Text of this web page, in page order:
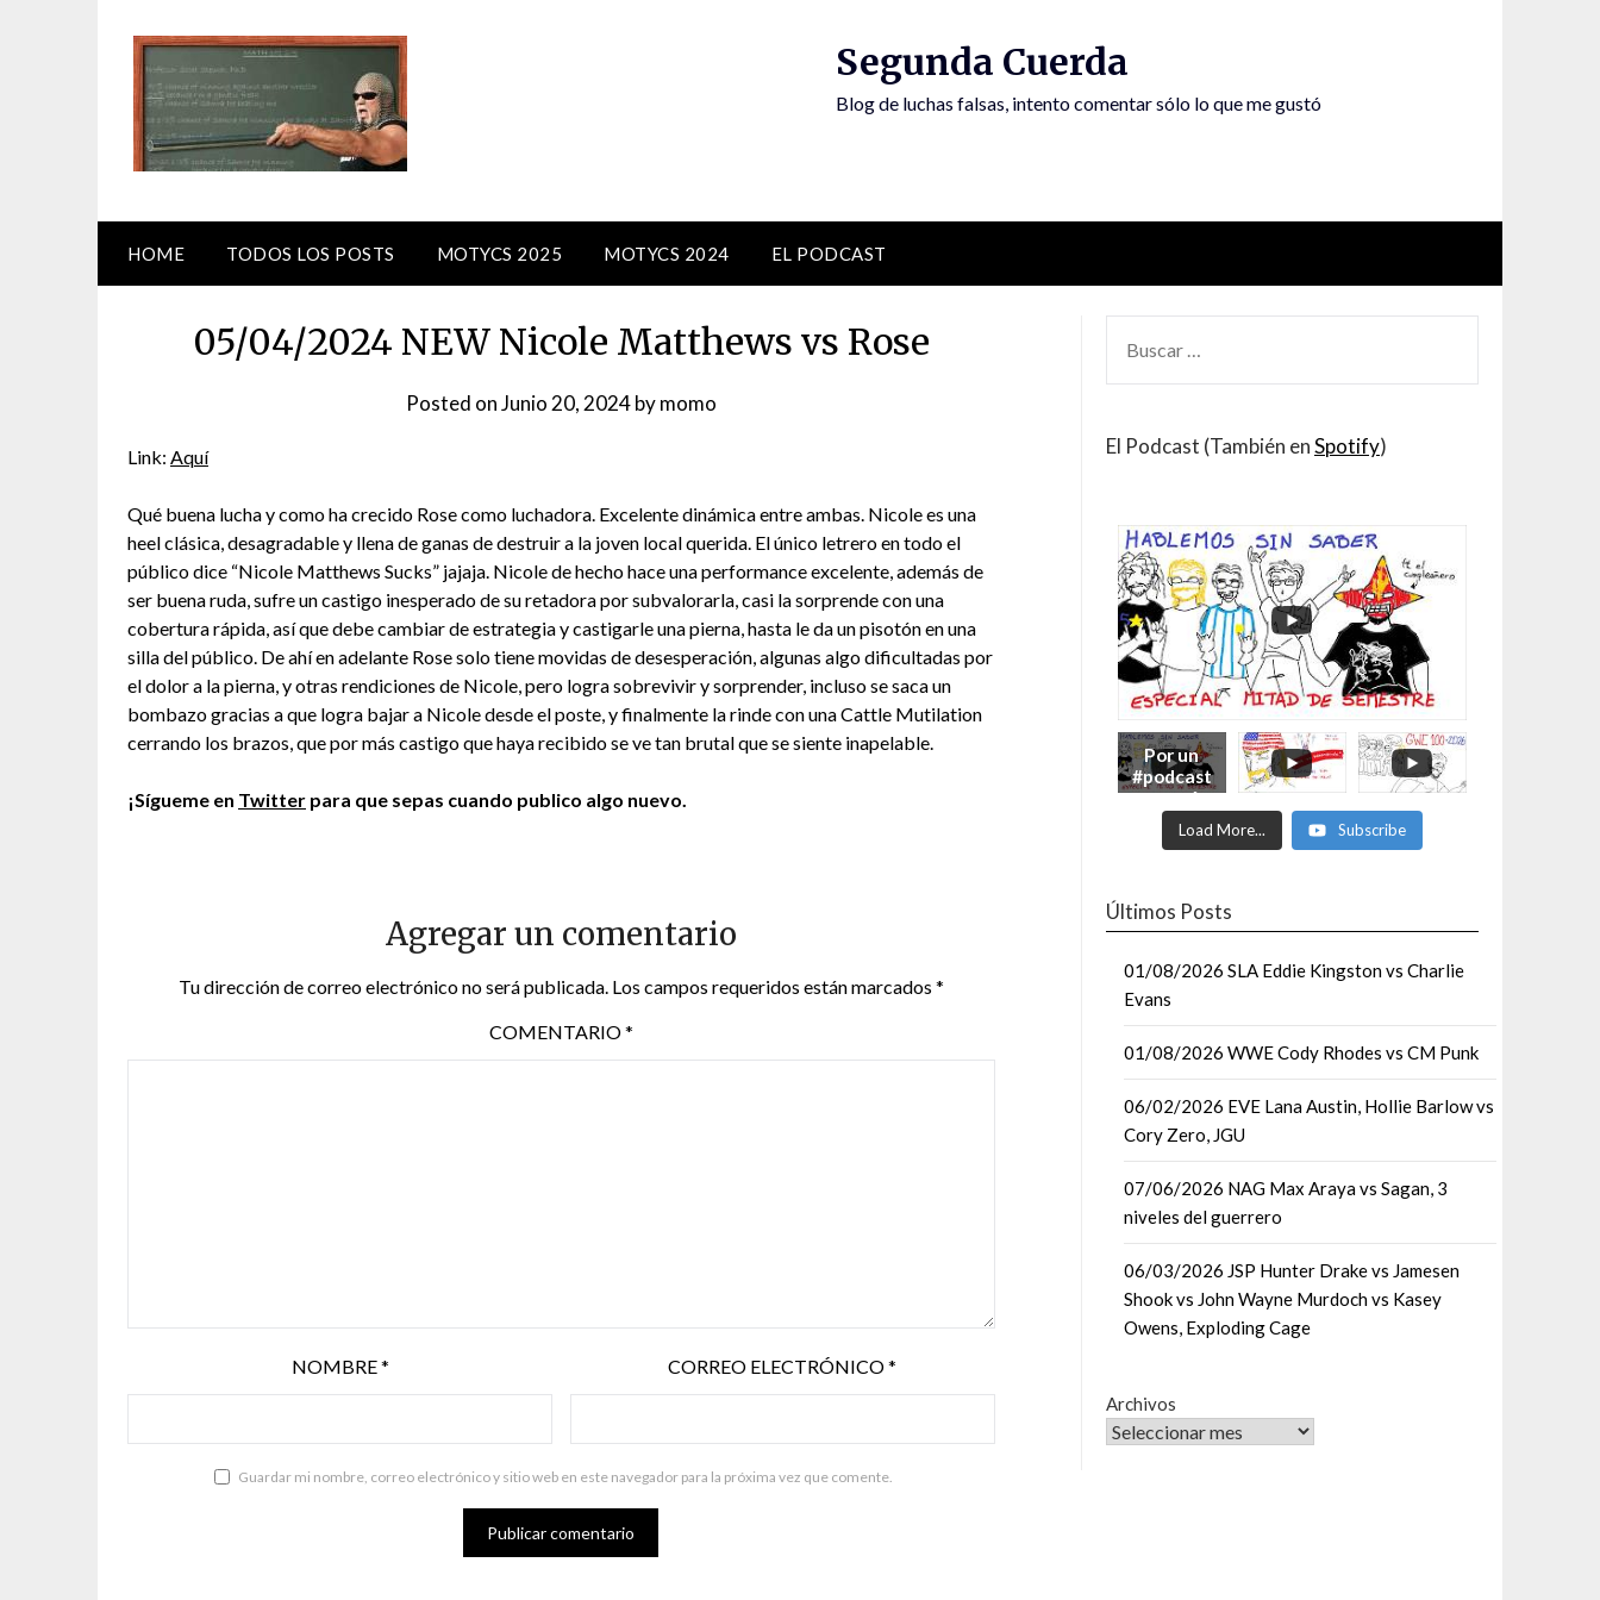
Segunda Cuerda
Blog de luchas falsas, intento comentar sólo lo que me gustó
HOME TODOS LOS POSTS MOTYCS 2025 MOTYCS 2024 EL PODCAST
05/04/2024 NEW Nicole Matthews vs Rose
Posted onJunio 20, 2024bymomo
Link: Aquí
Qué buena lucha y como ha crecido Rose como luchadora. Excelente dinámica entre ambas. Nicole es una
heel clásica, desagradable y llena de ganas de destruir a la joven local querida. El único letrero en todo el
público dice “Nicole Matthews Sucks” jajaja. Nicole de hecho hace una performance excelente, además de
ser buena ruda, sufre un castigo inesperado de su retadora por subvalorarla, casi la sorprende con una
cobertura rápida, así que debe cambiar de estrategia y castigarle una pierna, hasta le da un pisotón en una
silla del público. De ahí en adelante Rose solo tiene movidas de desesperación, algunas algo dificultadas por
el dolor a la pierna, y otras rendiciones de Nicole, pero logra sobrevivir y sorprender, incluso se saca un
bombazo gracias a que logra bajar a Nicole desde el poste, y finalmente la rinde con una Cattle Mutilation
cerrando los brazos, que por más castigo que haya recibido se ve tan brutal que se siente inapelable.
¡Sígueme en Twitter para que sepas cuando publico algo nuevo.
Agregar un comentario
Tu dirección de correo electrónico no será publicada. Los campos requeridos están marcados *
COMENTARIO*
NOMBRE* CORREO ELECTRÓNICO*
Guardar mi nombre, correo electrónico y sitio web en este navegador para la próxima vez que comente.
POR:
El Podcast (También enSpotify)
Por un
#podcast
con más
Moonsaul
ts #93:
MITAD
DE AÑO
Load More... Subscribe
Últimos Posts
01/08/2026 SLA Eddie Kingston vs Charlie
Evans
01/08/2026 WWE Cody Rhodes vs CM Punk
06/02/2026 EVE Lana Austin, Hollie Barlow vs
Cory Zero, JGU
07/06/2026 NAG Max Araya vs Sagan, 3
niveles del guerrero
06/03/2026 JSP Hunter Drake vs Jamesen
Shook vs John Wayne Murdoch vs Kasey
Owens, Exploding Cage
Archivos